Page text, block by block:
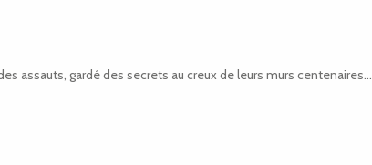
assauts, gardé des secrets au creux de leurs murs centenaires…